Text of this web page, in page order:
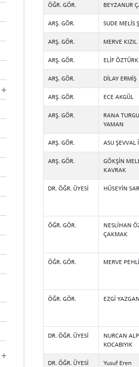
ÖĞR. GÖR. BEYZANUR
ARŞ. GÖR. SUDE MELİS
ARŞ. GÖR. MERVE KIZIL
ARŞ. GÖR. ELİF ÖZTÜRK
ARŞ. GÖR. DİLAY ERMİŞ
ARŞ. GÖR. ECE AKGÜL
ARŞ. GÖR.
RANA
YAMAN
ARŞ. GÖR. ASU ŞEVVAL
ARŞ. GÖR.
GÖKŞİN
KAVRAK
DR. ÖĞR. ÜYESİ HÜSEYİN
ÖĞR. GÖR.
NESLİHAN
ÇAKMAK
ÖĞR. GÖR. MERVE
ÖĞR. GÖR. EZGİ YAZGAN
DR. ÖĞR. ÜYESİ
NURCAN
KOCABIYIK
DR. ÖĞR. ÜYESİ Yusuf Eren